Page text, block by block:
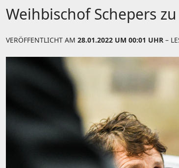
Weihbischof Schepers
VERÖFFENTLICHT AM 28.01.2022 UM 00:01 UHR –